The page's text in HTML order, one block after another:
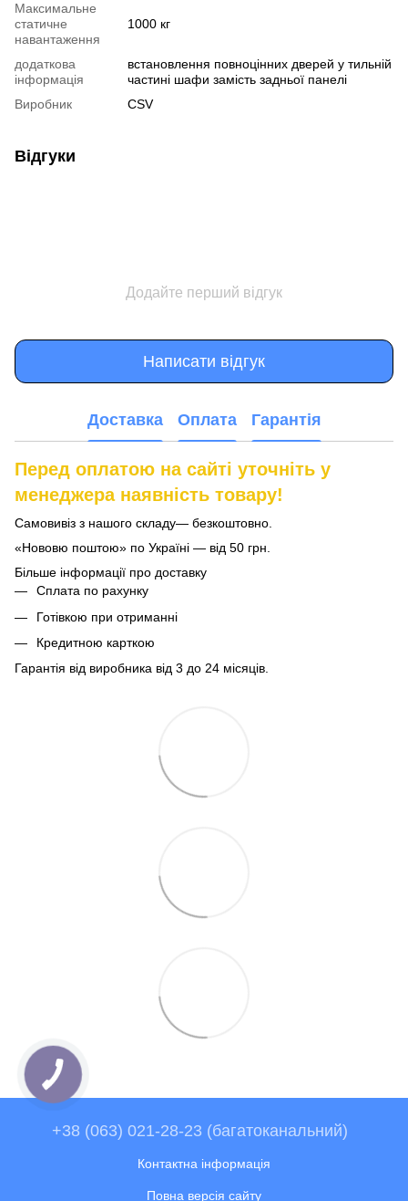
Максимальне
статичне
навантаження
1000 кг
додаткова
інформація
встановлення повноцінних дверей у тильній
частині шафи замість задньої панелі
Виробник
CSV
Відгуки
Додайте перший відгук
Написати відгук
Доставка Оплата Гарантія
Перед оплатою на сайті уточніть у
менеджера наявність товару!
Самовивіз з нашого складу— безкоштовно.
«Нововю поштою» по Україні — від 50 грн.
Більше інформації про доставку
Сплата по рахунку
Готівкою при отриманні
Кредитною карткою
Гарантія від виробника від 3 до 24 місяців.
+38 (063) 021-28-23 (багатоканальний)
Контактна інформація
Повна версія сайту